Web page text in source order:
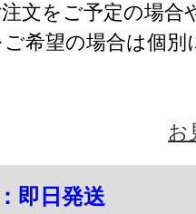
文をご予定の場合
希望の場合は個別
お
即日発送